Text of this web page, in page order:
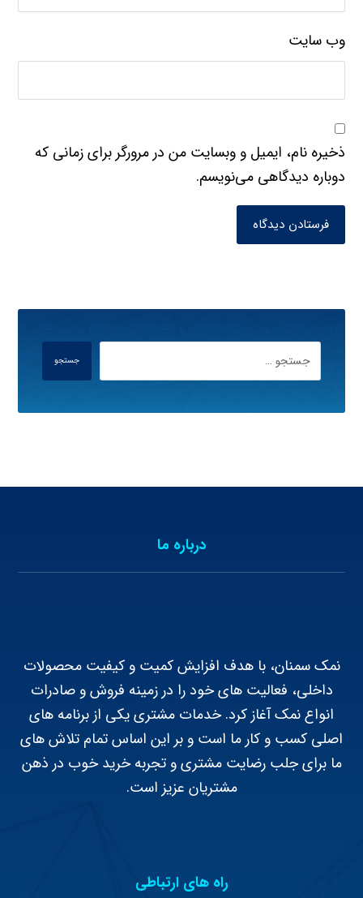
وب‌ سایت
ذخیره نام، ایمیل و وبسایت من در مرورگر برای زمانی که
دوباره دیدگاهی می‌نویسم.
فرستادن دیدگاه
جستجو
درباره ما
نمک سمنان، با هدف افزایش کمیت و کیفیت محصولات
داخلی، فعالیت های خود را در زمینه فروش و صادرات
انواع نمک آغاز کرد. خدمات مشتری یکی از برنامه های
اصلی کسب و کار ما است و بر این اساس تمام تلاش های
ما برای جلب رضایت مشتری و تجربه خرید خوب در ذهن
مشتریان عزیز است.
راه های ارتباطی